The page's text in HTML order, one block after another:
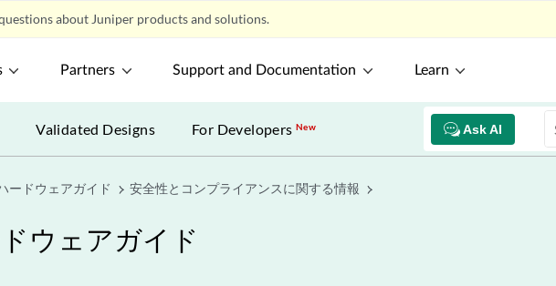
about Juniper products and solutions.
Partners Support and Documentation Learn
Ask AI
Validated Designs For DevelopersNew
ードウェアガイド 安全性とコンプライアンスに関する情報
ウェアガイド